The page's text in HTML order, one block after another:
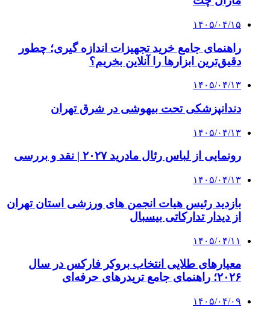
۱۴۰۵/۰۴/۱۵
راهنمای جامع خرید تجهیزات اندازه گیری؛ چطور
دقیق‌ترین ابزارها را آنلاین بخریم؟
۱۴۰۵/۰۴/۱۳
دندانپزشکی تحت بیهوشی در شرق تهران
۱۴۰۵/۰۴/۱۳
رونمایی از لباس رئال مادرید ۲۰۲۷ | نقد و بررسی
۱۴۰۵/۰۴/۱۳
بازدید رئیس هیات انجمن های ورزشی استان تهران
از دیدار تدارکاتی بیسبال
۱۴۰۵/۰۴/۱۱
معیارهای طلایی انتخاب بروکر فارکس در سال
۲۰۲۶؛ راهنمای جامع تریدرهای حرفه‌ای
۱۴۰۵/۰۴/۰۹